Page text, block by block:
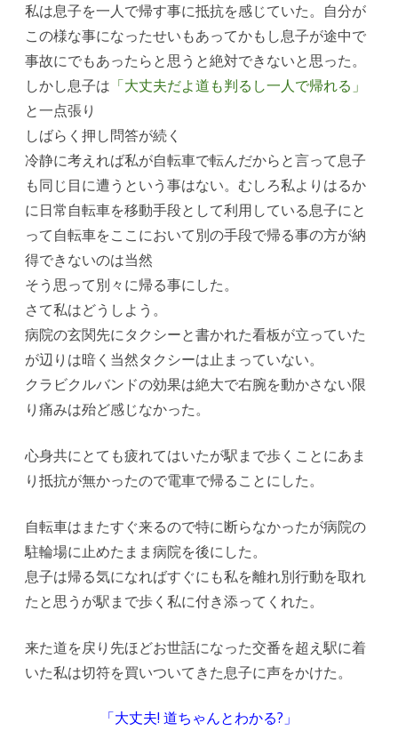
私は息子を一人で帰す事に抵抗を感じていた。自分が
この様な事になったせいもあってかもし息子が途中で
事故にでもあったらと思うと絶対できないと思った。
しかし息子は 「大丈夫だよ道も判るし一人で帰れる」
と一点張り
しばらく押し問答が続く
冷静に考えれば私が自転車で転んだからと言って息子
も同じ目に遭うという事はない。むしろ私よりはるか
に日常自転車を移動手段として利用している息子にと
って自転車をここにおいて別の手段で帰る事の方が納
得できないのは当然
そう思って別々に帰る事にした。
さて私はどうしよう。
病院の玄関先にタクシーと書かれた看板が立っていた
が辺りは暗く当然タクシーは止まっていない。
クラビクルバンドの効果は絶大で右腕を動かさない限
り痛みは殆ど感じなかった。
心身共にとても疲れてはいたが駅まで歩くことにあま
り抵抗が無かったので電車で帰ることにした。
自転車はまたすぐ来るので特に断らなかったが病院の
駐輪場に止めたまま病院を後にした。
息子は帰る気になればすぐにも私を離れ別行動を取れ
たと思うが駅まで歩く私に付き添ってくれた。
来た道を戻り先ほどお世話になった交番を超え駅に着
いた私は切符を買いついてきた息子に声をかけた。
「大丈夫! 道ちゃんとわかる?」